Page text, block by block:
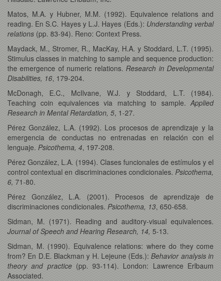
Matos, M.A. y Hubner, M.M. (1992). Equivalence relations and
reading. En S.C. Hayes y L.J. Hayes (Eds.): Understanding verbal
relations (pp. 83-94). Reno: Context Press.
Maydack, M., Stromer, R., MacKay, H.A. y Stoddard, L.T. (1995).
Stimulus classes in matching to sample and sequence production:
the emergence of numeric relations. Research in Developmental
Disabilities, 16, 179-204.
McDonagh, E.C., McIlvane, W.J. y Stoddard, L.T. (1984).
Teaching coin equivalences via matching to sample. Applied
Research in Mental Retardation, 5, 1-27.
Pérez González, L.A. (1992). Los procesos de aprendizaje y la
emergencia de conductas no entrenadas en relación con el
lenguaje. Psicothema, 4, 197-208.
Pérez González, L.A. (1994). Clases funcionales de estímulos y el
control contextual en discriminaciones condicionales. Psicothema,
6, 71-80.
Pérez González, L.A. (2001). Procesos de aprendizaje de
discriminaciones condicionales. Psicothema, 13, 650-658.
Sidman, M. (1971). Reading and auditory-visual equivalences.
Journal of Speech and Hearing Research, 14, 5-13.
Sidman, M. (1990). Equivalence relations: where do they come
from? En D.E. Blackman y H. Lejeune (Eds.):Behavior analysis in
theory and practice(pp. 93-114). London: Lawrence Erlbaum
Associated.